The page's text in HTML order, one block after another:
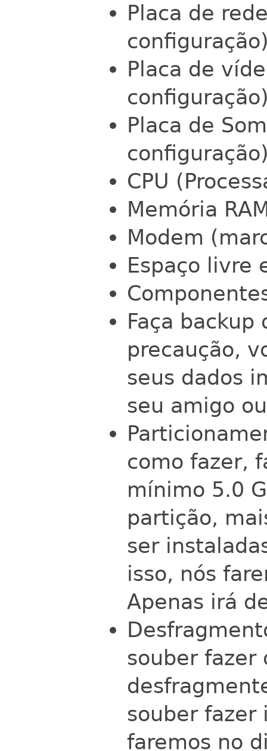
Placa de
Placa de
Placa de
CPU
Memória
Modem
Espaço livre
Faça backup
precaução,
seus dados
seu amigo
como fazer,
mínimo 5.0
partição,
ser
isso, nós
Apenas irá
souber fazer
souber fazer
faremos no